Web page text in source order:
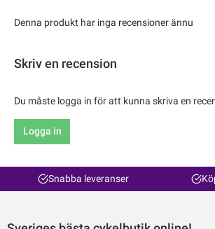
Denna produkt har inga recensioner ännu
Skriv en recension
Du måste logga in för att kunna skriva en
Logga in
Snabba leveranser